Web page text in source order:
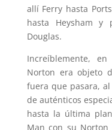
allí Ferry hasta
hasta Heysham
Douglas.
Increíblemente,
Norton era objeto
fuera que pasara,
de auténticos
hasta la última
Man con su